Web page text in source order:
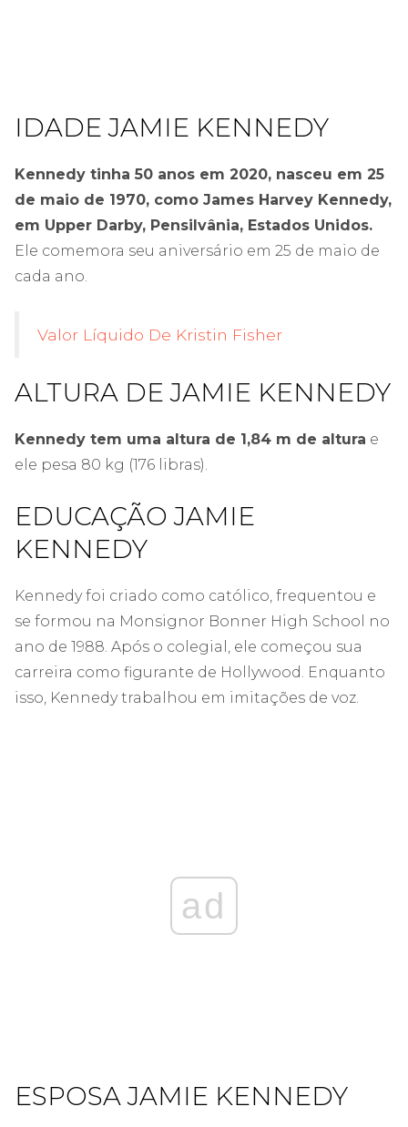
IDADE JAMIE KENNEDY
Kennedy tinha 50 anos em 2020, nasceu em 25
de maio de 1970, como James Harvey Kennedy,
em Upper Darby, Pensilvânia, Estados Unidos.
Ele comemora seu aniversário em 25 de maio de
cada ano.
Valor Líquido De Kristin Fisher
ALTURA DE JAMIE KENNEDY
Kennedy tem uma altura de 1,84 m de altura e
ele pesa 80 kg (176 libras).
EDUCAÇÃO JAMIE
KENNEDY
Kennedy foi criado como católico, frequentou e
se formou na Monsignor Bonner High School no
ano de 1988. Após o colegial, ele começou sua
carreira como figurante de Hollywood. Enquanto
isso, Kennedy trabalhou em imitações de voz.
ad
ESPOSA JAMIE KENNEDY